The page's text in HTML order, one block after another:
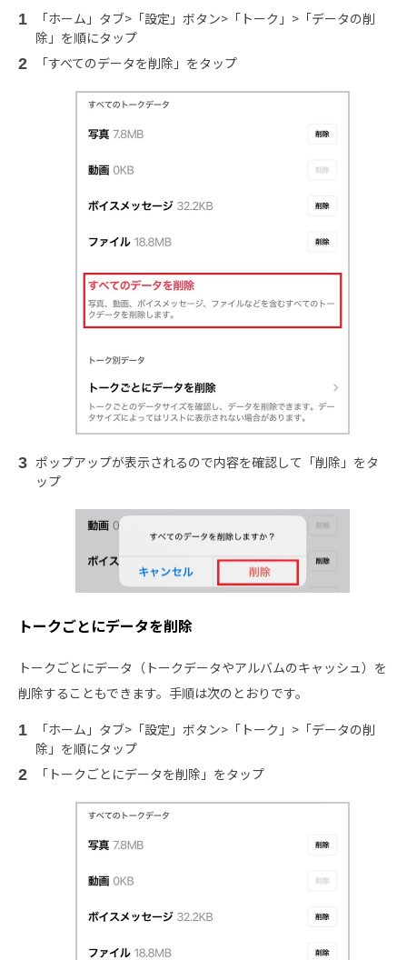
「ホーム」タブ>「設定」ボタン>「トーク」>「データの削
除」を順にタップ
「すべてのデータを削除」をタップ
ポップアップが表示されるので内容を確認して「削除」をタ
ップ
トークごとにデータを削除
トークごとにデータ（トークデータやアルバムのキャッシュ）を
削除することもできます。手順は次のとおりです。
「ホーム」タブ>「設定」ボタン>「トーク」>「データの削
除」を順にタップ
「トークごとにデータを削除」をタップ